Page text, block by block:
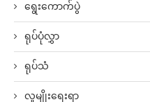
ရွေးကောက်ပွဲ
ရုပ်ပုံလွှာ
ရုပ်သံ
လူမျိုးရေးရာ